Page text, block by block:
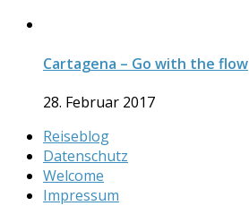
Cartagena – Go with the flow
28. Februar 2017
Reiseblog
Datenschutz
Welcome
Impressum